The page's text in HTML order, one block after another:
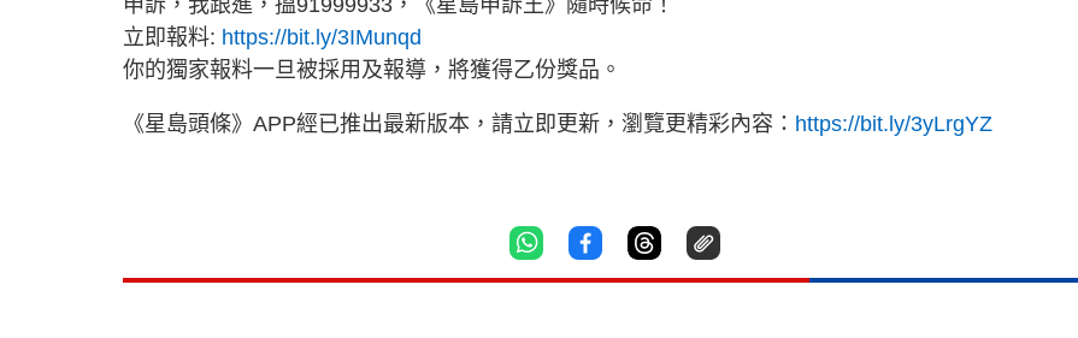
立即報料: https://bit.ly/3IMunqd
你的獨家報料一旦被採用及報導，將獲得乙份獎品。
《星島頭條》APP經已推出最新版本，請立即更新，瀏覽更精彩內容： https://bit.ly/3yLrgYZ